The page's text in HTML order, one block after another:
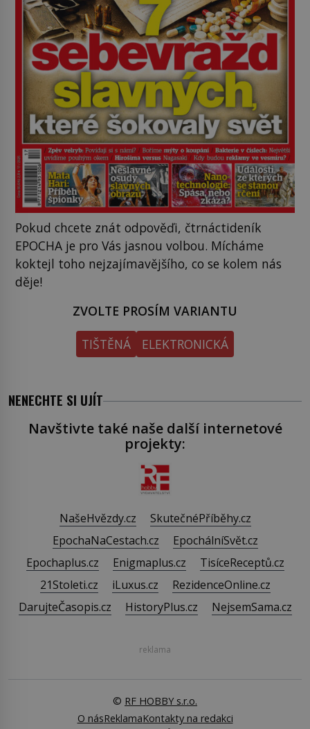
Pokud chcete znát odpověďi, čtrnáctideník
EPOCHA je pro Vás jasnou volbou. Mícháme
koktejl toho nejzajímavějšího, co se kolem nás
děje!
ZVOLTE PROSÍM VARIANTU
TIŠTĚNÁ
ELEKTRONICKÁ
NENECHTE SI UJÍT
Navštivte také naše další internetové
projekty:
NašeHvězdy.cz
SkutečnéPříběhy.cz
EpochaNaCestach.cz
EpochálníSvět.cz
Epochaplus.cz
Enigmaplus.cz
TisíceReceptů.cz
21Stoleti.cz
iLuxus.cz
RezidenceOnline.cz
DarujteČasopis.cz
HistoryPlus.cz NejsemSama.cz
reklama
© RF HOBBY s.r.o.
O násReklamaKontakty na redakci